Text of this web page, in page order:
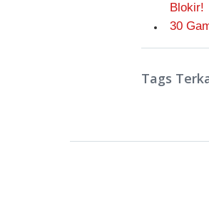
Blokir!
30
Tags